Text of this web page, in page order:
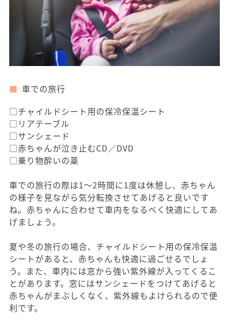
車での旅行
□チャイルドシート用の保冷保温シート
□リアテーブル
□サンシェード
□赤ちゃんが泣き止むCD／DVD
□乗り物酔いの薬
車での旅行の際は1〜2時間に1度は休憩し、赤ちゃん
の様子を見ながら気分転換させてあげると良いです
ね。赤ちゃんに合わせて車内をなるべく快適にしてあ
げましょう。
夏や冬の旅行の場合、チャイルドシート用の保冷保温
シートがあると、赤ちゃんも快適に過ごせるでしょ
う。また、車内には窓から強い紫外線が入ってくるこ
とがあります。窓にはサンシェードをつけてあげると
赤ちゃんがまぶしくなく、紫外線もよけられるので便
利です。